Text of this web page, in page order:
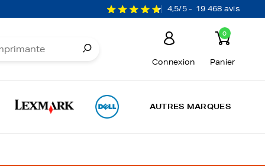
4,5/5 - 19 468 avis
Connexion
0
Panier
AUTRES MARQUES